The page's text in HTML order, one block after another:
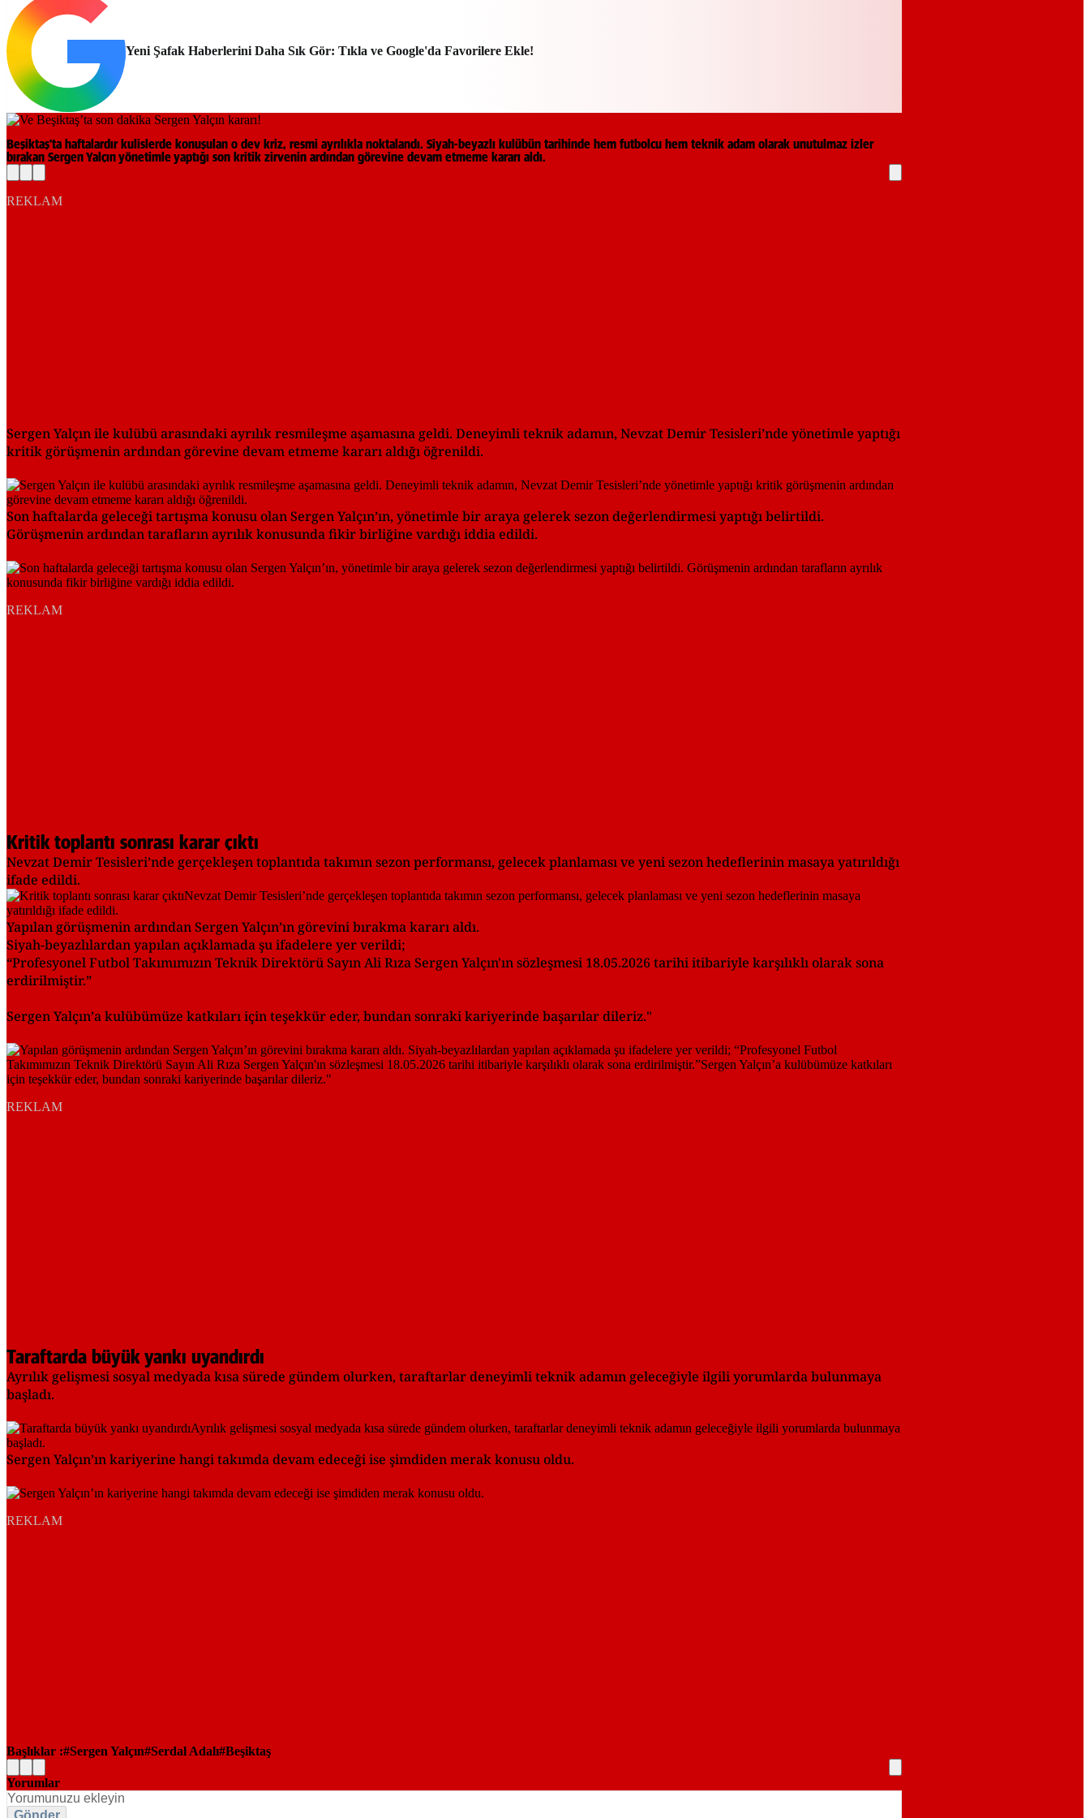
Yeni Şafak Haberlerini Daha Sık Gör: Tıkla ve Google'da Favorilere Ekle!
Beşiktaş'ta haftalardır kulislerde konuşulan o dev kriz, resmi ayrılıkla noktalandı. Siyah-beyazlı kulübün tarihinde hem futbolcu hem teknik adam olarak unutulmaz izler
bırakan Sergen Yalçın yönetimle yaptığı son kritik zirvenin ardından görevine devam etmeme kararı aldı.
REKLAM
Sergen Yalçın ile kulübü arasındaki ayrılık resmileşme aşamasına geldi. Deneyimli teknik adamın, Nevzat Demir Tesisleri’nde yönetimle yaptığı
kritik görüşmenin ardından görevine devam etmeme kararı aldığı öğrenildi.
Son haftalarda geleceği tartışma konusu olan Sergen Yalçın’ın, yönetimle bir araya gelerek sezon değerlendirmesi yaptığı belirtildi.
Görüşmenin ardından tarafların ayrılık konusunda fikir birliğine vardığı iddia edildi.
REKLAM
Kritik toplantı sonrası karar çıktı
Nevzat Demir Tesisleri’nde gerçekleşen toplantıda takımın sezon performansı, gelecek planlaması ve yeni sezon hedeflerinin masaya yatırıldığı
ifade edildi.
Yapılan görüşmenin ardından Sergen Yalçın’ın görevini bırakma kararı aldı.
Siyah-beyazlılardan yapılan açıklamada şu ifadelere yer verildi;
“Profesyonel Futbol Takımımızın Teknik Direktörü Sayın Ali Rıza Sergen Yalçın'ın sözleşmesi 18.05.2026 tarihi itibariyle karşılıklı olarak sona
erdirilmiştir.”
Sergen Yalçın’a kulübümüze katkıları için teşekkür eder, bundan sonraki kariyerinde başarılar dileriz."
REKLAM
Taraftarda büyük yankı uyandırdı
Ayrılık gelişmesi sosyal medyada kısa sürede gündem olurken, taraftarlar deneyimli teknik adamın geleceğiyle ilgili yorumlarda bulunmaya
başladı.
Sergen Yalçın’ın kariyerine hangi takımda devam edeceği ise şimdiden merak konusu oldu.
REKLAM
Başlıklar : Sergen Yalçın Serdal Adalı Beşiktaş
Yorumlar
Gönder